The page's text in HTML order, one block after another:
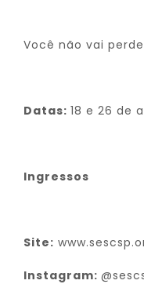
Você não vai
Datas: 18 e 26 de
Ingressos
Site:
Instagram: